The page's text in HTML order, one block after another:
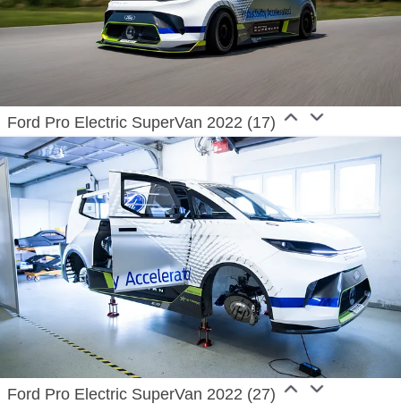
Ford Pro Electric SuperVan 2022 (17)
Ford Pro Electric SuperVan 2022 (27)